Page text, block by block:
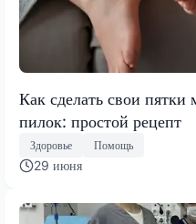
Как сделать свои пятки
пилок: простой рецепт
Здоровье Помощь
29 июня